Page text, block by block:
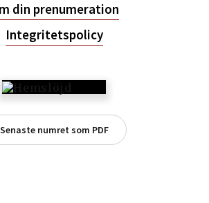
din prenumeration
Integritetspolicy
Senaste numret som PDF